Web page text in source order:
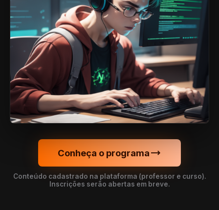
Conheça o programatrending_flat
Conteúdo cadastrado na plataforma (professor e curso).
Inscrições serão abertas em breve.